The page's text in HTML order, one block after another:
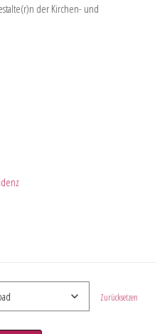
der Kirchen- und
Zurücksetzen